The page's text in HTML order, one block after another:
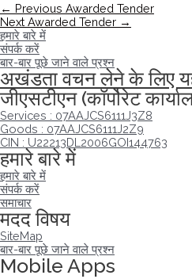
← Previous Awarded Tender
Next Awarded Tender →
हमारे बारे में
संपर्क करें
बार-बार पूछे जाने वाले प्रश्न
अखंडता वचन लेने के लिए
जीएसटीएन (कॉर्पोरेट
Services : 07AAJCS6111J3Z8
Goods : 07AAJCS6111J2Z9
CIN : U22213DL2006GOI144763
हमारे बारे में
हमारे बारे में
संपर्क करें
समाचार
मदद विषय
SiteMap
बार-बार पूछे जाने वाले प्रश्न
Mobile Apps